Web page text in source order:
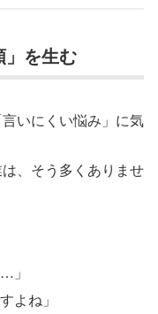
」を生む
いにくい悩み」に気
、そう多くありませ
」
よね」